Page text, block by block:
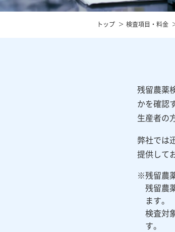
トップ 検査項目・料金
残留農薬
かを確認
生産者の
弊社では
提供して
残留農
残留農
ます。
検査対
す。